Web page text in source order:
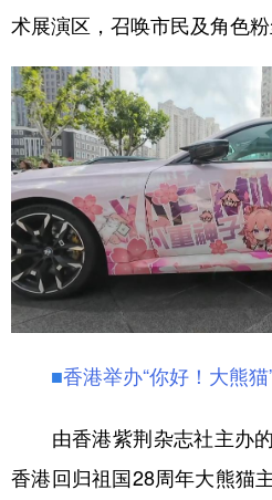
术展演区，召唤市民及角色粉
■香港举办“你好！大熊
由香港紫荆杂志社主办
香港回归祖国28周年大熊猫